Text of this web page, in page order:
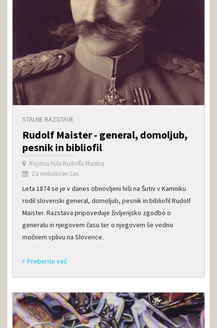
STALNE RAZSTAVE
Rudolf Maister - general, domoljub,
pesnik in bibliofil
Rojstna hiša Rudolfa Maistra
Za nedoločen čas
Leta 1874 se je v danes obnovljeni hiši na Šutni v Kamniku
rodil slovenski general, domoljub, pesnik in bibliofil Rudolf
Maister. Razstava pripoveduje življenjsko zgodbo o
generalu in njegovem času ter o njegovem še vedno
močnem vplivu na Slovence.
Preberite več